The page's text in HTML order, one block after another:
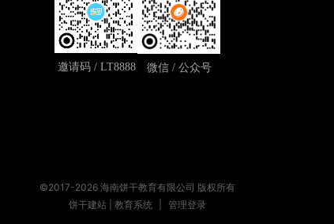
邀请码 / LT8888 微信 / 公众号
©2017-2026 海南饼干教育有限公司 版权所有
饼干建站 | 教育系统
管理登录